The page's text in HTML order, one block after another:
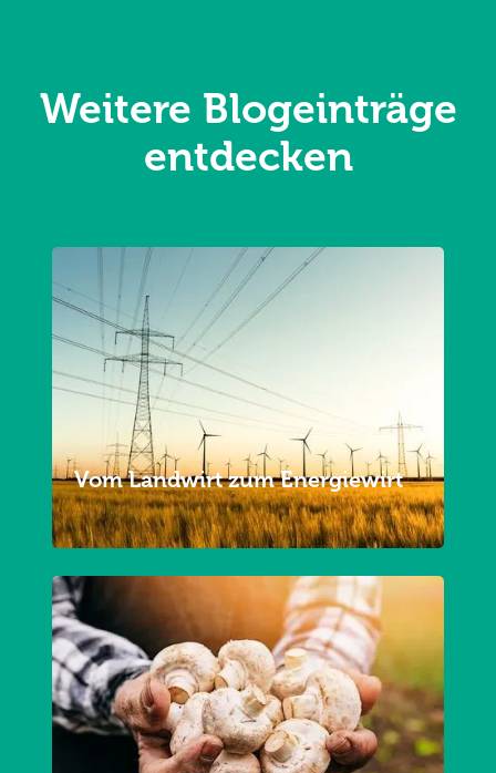
Weitere Blogeinträge
entdecken
Vom Landwirt zum Energiewirt